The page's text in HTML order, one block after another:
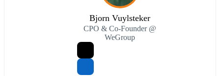
Bjorn Vuylsteker
CPO & Co-Founder @
WeGroup